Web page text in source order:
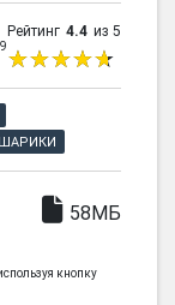
Рейтинг 4.4 из 5
ШАРИКИ
58МБ
кнопку